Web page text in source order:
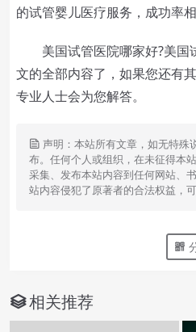
的试管婴儿医疗服务，成功率相
美国试管医院哪家好?美国
文的全部内容了，如果您还有
专业人士会为您解答。
声明：本站所有文章，如无特殊
布。任何个人或组织，在未征得本
采集、发布本站内容到任何网站、
站内容侵犯了原著者的合法权益，
相关推荐